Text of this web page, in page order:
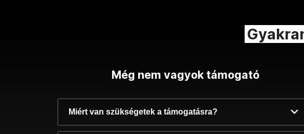
Még nem vagyok támogató
Miért van szükségetek a támogatásra?